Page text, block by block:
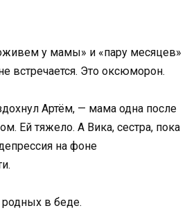
у мамы» и «пару месяцев»
встречается. Это оксюморон.
Артём, — мама одна после
Ей тяжело. А Вика, сестра, пока
на фоне
в беде.